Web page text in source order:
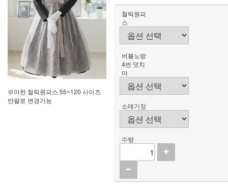
우아한 철릭원피스 55~120 사이즈
반팔로 변경가능
철릭원피
스
버블노방
4번 덧치
마
소매기장
수량